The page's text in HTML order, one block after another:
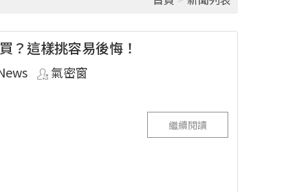
？這樣挑容易後悔！
氣密窗
繼續閱讀